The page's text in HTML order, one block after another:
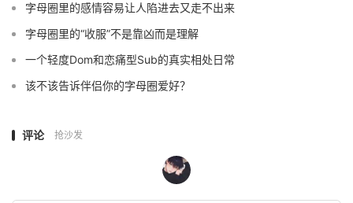
字母圈里的感情容易让人陷进去又走不出来
字母圈里的“收服”不是靠凶而是理解
一个轻度Dom和恋痛型Sub的真实相处日常
该不该告诉伴侣你的字母圈爱好？
评论 抢沙发